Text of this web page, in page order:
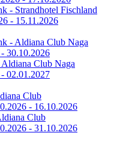
- Strandhotel Fischland
- 15.11.2026
- Aldiana Club Naga
30.10.2026
Club Naga
02.01.2027
Club
- 16.10.2026
Club
- 31.10.2026